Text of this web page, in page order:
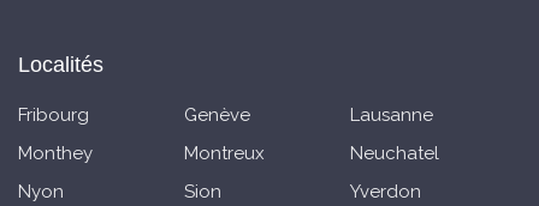
Localités
Fribourg Genève
Lausanne
Monthey
Montreux
Neuchatel
Nyon
Sion Yverdon